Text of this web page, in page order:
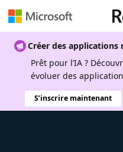
Créer des applications
Prêt pour l’IA ?
évoluer des
S’inscrire maintenant